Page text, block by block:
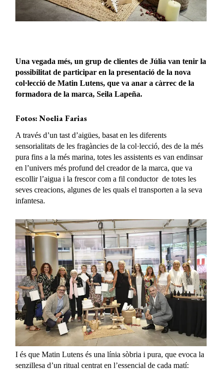
Una vegada més, un grup de clientes de Júlia van tenir la
possibilitat de participar en la presentació de la nova
col·lecció de Matin Lutens, que va anar a càrrec de la
formadora de la marca, Seila Lapeña.
Fotos: Noelia Farias
A través d’un tast d’aigües, basat en les diferents
sensorialitats de les fragàncies de la col·lecció, des de la més
pura fins a la més marina, totes les assistents es van endinsar
en l’univers més profund del creador de la marca, que va
escollir l’aigua i la frescor com a fil conductor de totes les
seves creacions, algunes de les quals el transporten a la seva
infantesa.
I és que Matin Lutens és una línia sòbria i pura, que evoca la
senzillesa d’un ritual centrat en l’essencial de cada matí: